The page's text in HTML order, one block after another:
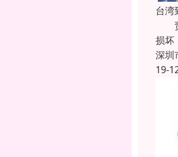
台湾
责
损
深圳
19-